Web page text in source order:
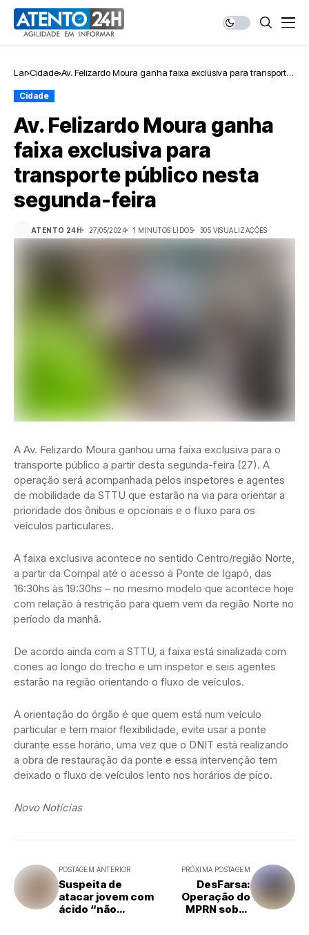
Lar Cidade Av. Felizardo Moura ganha faixa exclusiva para transporte
Cidade
Av. Felizardo Moura ganha
faixa exclusiva para
transporte público nesta
segunda-feira
ATENTO 24H 27/05/2024 1 MINUTOS LIDOS 305 VISUALIZAÇÕES
A Av. Felizardo Moura ganhou uma faixa exclusiva para o
transporte público a partir desta segunda-feira (27). A
operação será acompanhada pelos inspetores e agentes
de mobilidade da STTU que estarão na via para orientar a
prioridade dos ônibus e opcionais e o fluxo para os
veículos particulares.
A faixa exclusiva acontece no sentido Centro/região Norte,
a partir da Compal até o acesso à Ponte de Igapó, das
16:30hs às 19:30hs – no mesmo modelo que acontece hoje
com relação à restrição para quem vem da região Norte no
período da manhã.
De acordo ainda com a STTU, a faixa está sinalizada com
cones ao longo do trecho e um inspetor e seis agentes
estarão na região orientando o fluxo de veículos.
A orientação do órgão é que quem está num veículo
particular e tem maior flexibilidade, evite usar a ponte
durante esse horário, uma vez que o DNIT está realizando
a obra de restauração da ponte e essa intervenção tem
deixado o fluxo de veículos lento nos horários de pico.
Novo Notícias
POSTAGEM ANTERIOR
Suspeita de
atacar jovem com
ácido “não
PRÓXIMA POSTAGEM
DesFarsa:
Operação do
MPRN sobre